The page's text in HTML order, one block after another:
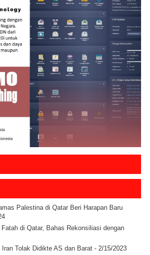
Palestina di Qatar Beri Harapan Baru
di Qatar, Bahas Rekonsiliasi dengan
Tolak Didikte AS dan Barat - 2/15/2023